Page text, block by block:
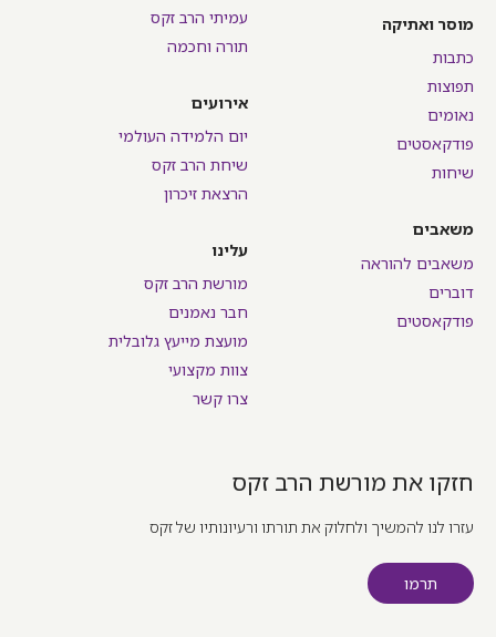
מוסר ואתיקה
כתבות
תפוצות
נאומים
פודקאסטים
שיחות
משאבים
משאבים להוראה
דוברים
פודקאסטים
עמיתי הרב זקס
תורה וחכמה
אירועים
יום הלמידה העולמי
שיחת הרב זקס
הרצאת זיכרון
עלינו
מורשת הרב זקס
חבר נאמנים
מועצת מייעץ גלובלית
צוות מקצועי
צרו קשר
חזקו את מורשת הרב זקס
עזרו לנו להמשיך ולחלוק את תורתו ורעיונותיו של זקס
תרמו